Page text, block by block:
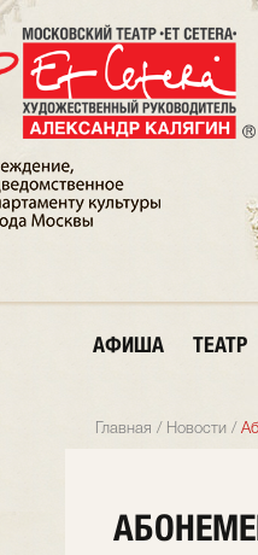
АФИША ТЕАТР
Главная / Новости /